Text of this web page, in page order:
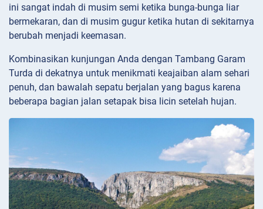
ini sangat indah di musim semi ketika bunga-bunga liar
bermekaran, dan di musim gugur ketika hutan di sekitarnya
berubah menjadi keemasan.
Kombinasikan kunjungan Anda dengan Tambang Garam
Turda di dekatnya untuk menikmati keajaiban alam sehari
penuh, dan bawalah sepatu berjalan yang bagus karena
beberapa bagian jalan setapak bisa licin setelah hujan.